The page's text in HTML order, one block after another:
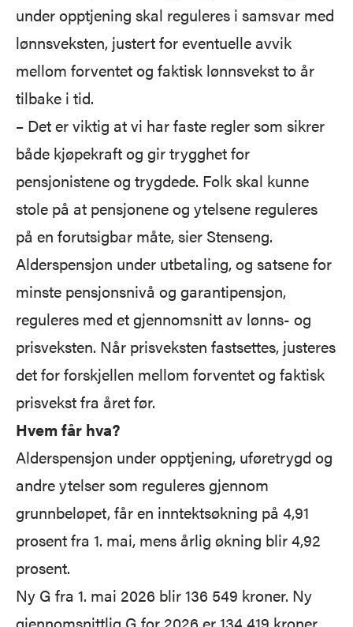
under opptjening skal reguleres i samsvar med
lønnsveksten, justert for eventuelle avvik
mellom forventet og faktisk lønnsvekst to år
tilbake i tid.
– Det er viktig at vi har faste regler som sikrer
både kjøpekraft og gir trygghet for
pensjonistene og trygdede. Folk skal kunne
stole på at pensjonene og ytelsene reguleres
på en forutsigbar måte, sier Stenseng.
Alderspensjon under utbetaling, og satsene for
minste pensjonsnivå og garantipensjon,
reguleres med et gjennomsnitt av lønns- og
prisveksten. Når prisveksten fastsettes, justeres
det for forskjellen mellom forventet og faktisk
prisvekst fra året før.
Hvem får hva?
Alderspensjon under opptjening, uføretrygd og
andre ytelser som reguleres gjennom
grunnbeløpet, får en inntektsøkning på 4,91
prosent fra 1. mai, mens årlig økning blir 4,92
prosent.
Ny G fra 1. mai 2026 blir 136 549 kroner. Ny